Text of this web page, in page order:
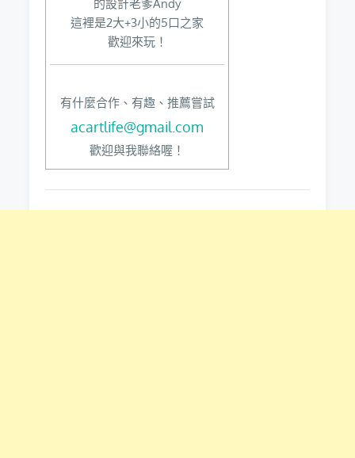
的設計老爹Andy
這裡是2大+3小的5口之家
歡迎來玩！
有什麼合作、有趣、推薦嘗試
acartlife@gmail.com
歡迎與我聯絡喔！